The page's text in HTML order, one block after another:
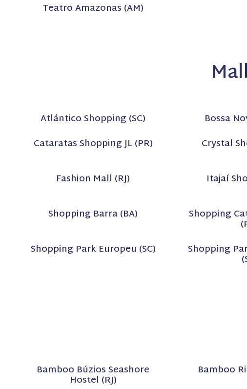
Teatro Amazonas (AM)
Atlántico Shopping (SC) Bossa
Cataratas Shopping JL (PR)
Crystal
Fashion Mall (RJ)
Itajaí
Shopping Barra (BA) Shopping
Shopping Park Europeu (SC) Shopping
Bamboo Búzios Seashore
Hostel (RJ)
Bamboo